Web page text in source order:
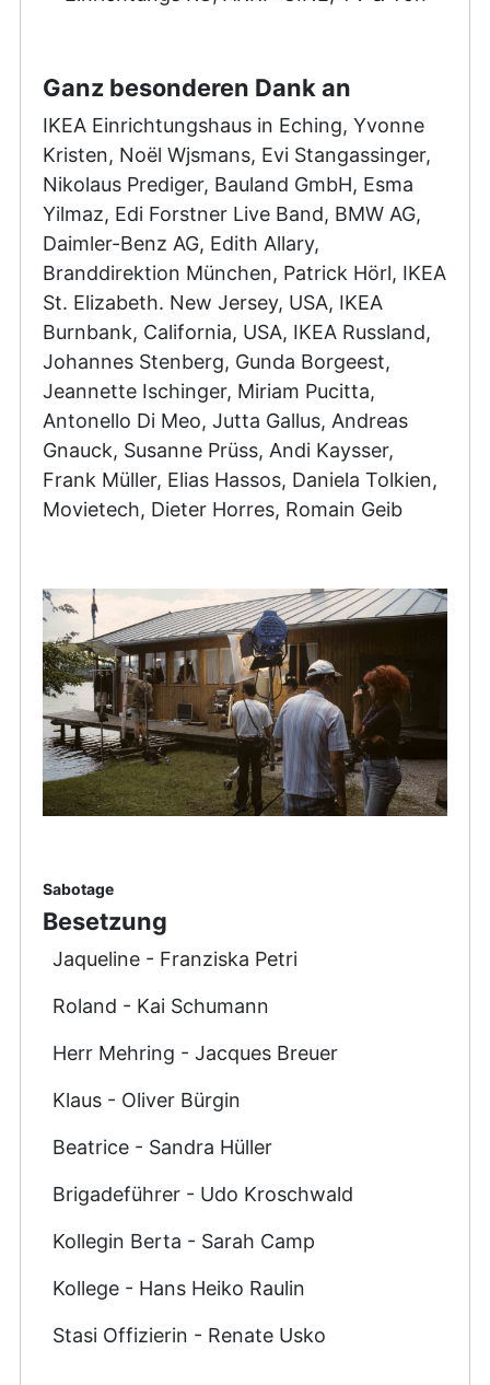
Ganz besonderen Dank an
IKEA Einrichtungshaus in Eching, Yvonne
Kristen, Noël Wjsmans, Evi Stangassinger,
Nikolaus Prediger, Bauland GmbH, Esma
Yilmaz, Edi Forstner Live Band, BMW AG,
Daimler-Benz AG, Edith Allary,
Branddirektion München, Patrick Hörl, IKEA
St. Elizabeth. New Jersey, USA, IKEA
Burnbank, California, USA, IKEA Russland,
Johannes Stenberg, Gunda Borgeest,
Jeannette Ischinger, Miriam Pucitta,
Antonello Di Meo, Jutta Gallus, Andreas
Gnauck, Susanne Prüss, Andi Kaysser,
Frank Müller, Elias Hassos, Daniela Tolkien,
Movietech, Dieter Horres, Romain Geib
Sabotage
Besetzung
Jaqueline - Franziska Petri
Roland - Kai Schumann
Herr Mehring - Jacques Breuer
Klaus - Oliver Bürgin
Beatrice - Sandra Hüller
Brigadeführer - Udo Kroschwald
Kollegin Berta - Sarah Camp
Kollege - Hans Heiko Raulin
Stasi Offizierin - Renate Usko